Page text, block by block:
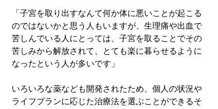
「子宮を取り出すなんて何か体に悪いことが起こる
のではないかと思う人もいますが、生理痛や出血で
苦しんでいる人にとっては、子宮を取ることでその
苦しみから解放されて、とても楽に暮らせるように
なったという人が多いです」
いろいろな薬なども開発されたため、個人の状況や
ライフプランに応じた治療法を選ぶことができるそ